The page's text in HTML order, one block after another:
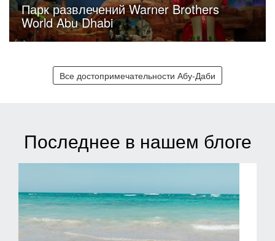
Парк развлечений Warner Brothers
World Abu Dhabi
Все достопримечательности Абу-Даби
Последнее в нашем блоге